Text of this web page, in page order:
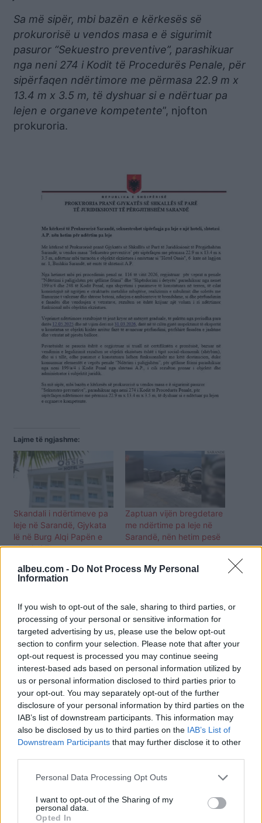
albeu.com - Do Not Process My Personal
Information
If you wish to opt-out of the sale, sharing to third parties, or
processing of your personal or sensitive information for
targeted advertising by us, please use the below opt-out
section to confirm your selection. Please note that after your
opt-out request is processed you may continue seeing
interest-based ads based on personal information utilized by
us or personal information disclosed to third parties prior to
your opt-out. You may separately opt-out of the further
disclosure of your personal information by third parties on the
IAB’s list of downstream participants. This information may
also be disclosed by us to third parties on the IAB’s List of
Downstream Participants that may further disclose it to other
Personal Data Processing Opt Outs
I want to opt-out of the Sharing of my
personal data.
Opted In
Sa më sipër, mbi bazën e kërkesës së
prokurorisë u vendos masa e ë sigurimit
pasuror “Sekuestro preventive”, parashikuar
nga neni 274 i Kodit të Procedurës Penale, për
sipërfaqen ndërtimore me përmasa 22.9 m x
13.4 m x 3.5 m, të dyshuar si e ndërtuar pa
lejen e organeve kompetente”, njofton
prokuroria.
Lajme të ngjashme:
Skandali i ndërtimeve pa
leje në Sarandë, Gjykata
lë në Burg Alqi Papën e
“Oasis”/ Zbuten masat e
policisë
Zaptuan vijën bregdetare
me ndërtime pa leje në
Sarandë, nën hetim pesë
persona
Prokuroria e Sarandës
sekuestron hotelin “Oasis”
në pronësi të vëllait të
Edmond Papës